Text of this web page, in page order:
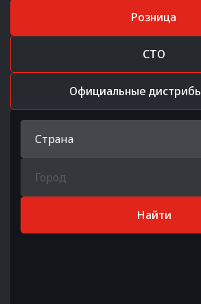
Розница
СТО
Официальные
Страна
Город
Найти